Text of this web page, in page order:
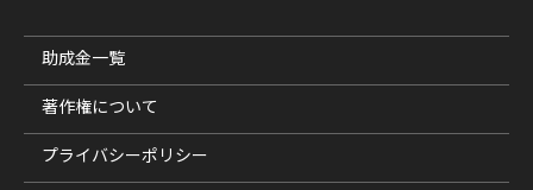
助成金一覧
著作権について
プライバシーポリシー